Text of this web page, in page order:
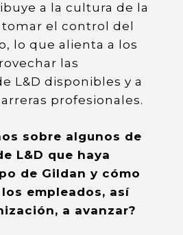
a la cultura de la
el control del
lo que alienta a los
las
L&D disponibles y a
profesionales.
sobre algunos de
L&D que haya
de Gildan y cómo
empleados, así
a avanzar?